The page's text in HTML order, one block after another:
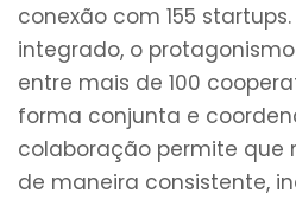
conexão com 155
integrado, o
entre mais de 100
forma conjunta e
colaboração permite que
de maneira consistente,